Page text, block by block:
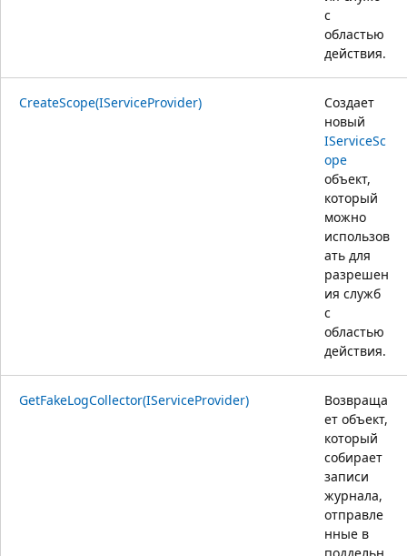
с
областью
действия.
CreateScope(IServiceProvider)
Создает
новый
IServiceSc
ope
объект,
который
можно
использов
ать для
разрешен
ия служб
с
областью
действия.
GetFakeLogCollector(IServiceProvider)
Возвраща
ет объект,
который
собирает
записи
журнала,
отправле
нные в
поддельн